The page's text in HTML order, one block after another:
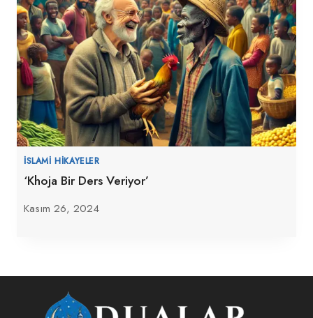
İSLAMI HIKAYELER
‘Khoja Bir Ders Veriyor’
Kasım 26, 2024